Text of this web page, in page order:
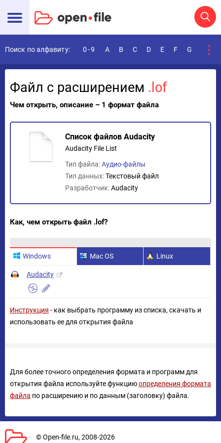
Поиск по алфавиту: 0-9 A B C D E F G
Файл с расширением .lof
Чем открыть, описание – 1 формат файла
Список файлов Audacity
Audacity File List
Тип файла:Аудио-файлы
Тип данных:Текстовый файл
Разработчик:Audacity
Как, чем открыть файл .lof?
Windows Mac OS Linux
Audacity
Инструкция - как выбрать программу из списка, скачать и
использовать ее для открытия файла
Для более точного определения формата и программ для
открытия файла используйте функциюопределения формата
файла по расширению и по данным (заголовку) файла.
© Open-file.ru, 2008-2026